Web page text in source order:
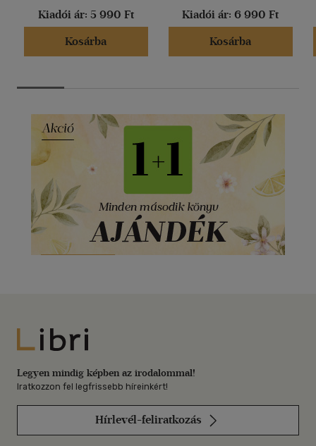
Kiadói ár: 5 990 Ft
Kosárba
Kiadói ár: 6 990 Ft
Kosárba
Libri
Legyen mindig képben az irodalommal!
Iratkozzon fel legfrissebb híreinkért!
Hírlevél-feliratkozás